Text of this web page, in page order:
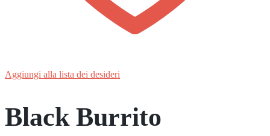
Aggiungi alla lista dei desideri
Black Burrito